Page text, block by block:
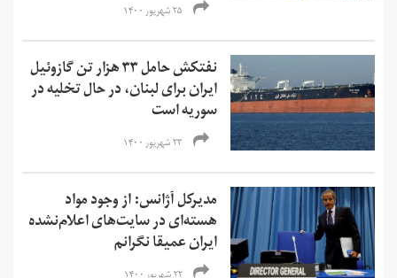
۲۵ شهریور ۱۴۰۰
نفتکش حامل ۳۳ هزار تن گازوئیل
ایران برای لبنان، در حال تخلیه در
سوریه است
۲۳ شهریور ۱۴۰۰
مدیرکل آژانس: از وجود مواد
هسته‌ای در سایت‌های اعلام‌نشده
ایران عمیقا نگرانم